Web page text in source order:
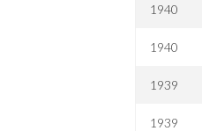
1940
1940
1939
1939